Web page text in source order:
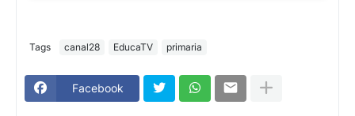
Tags canal28 EducaTV primaria
Facebook